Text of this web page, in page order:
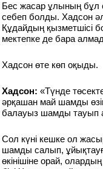
Бес жасар ұлының бұл
себеп болды. Хадсон
Құдайдың қызметшісі
мектепке де бара
Хадсон өте көп оқыды.
Хадсон: «Түнде
әрқашан май шамды
балауыз шамды тауып
Сол күні кешке ол
шамды салып,
өкінішіне орай,